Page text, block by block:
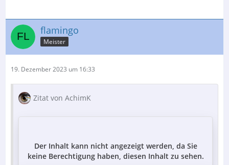
flamingo
Meister
19. Dezember 2023 um 16:33
Zitat von AchimK
Der Inhalt kann nicht angezeigt werden, da Sie
keine Berechtigung haben, diesen Inhalt zu sehen.